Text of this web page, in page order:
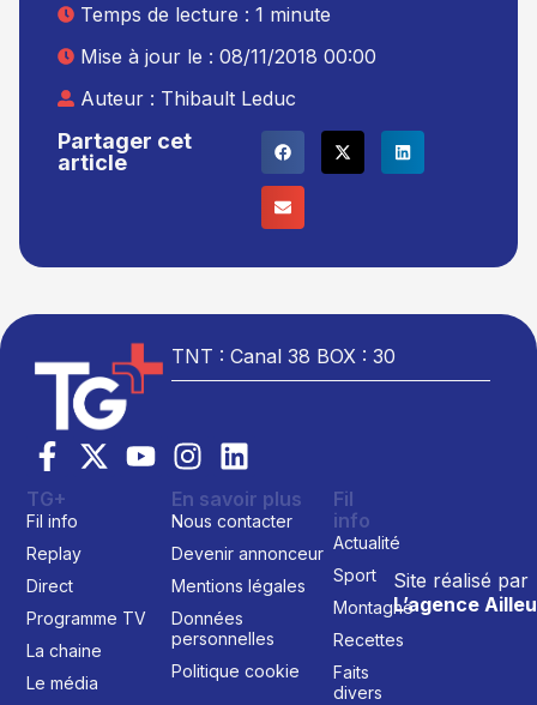
Partager cet
article
Temps de lecture : 1 minute
Mise à jour le : 08/11/2018 00:00
Auteur : Thibault Leduc
TNT : Canal 38 BOX : 30
Site réalisé par
L’agence
TG+
Fil info
Replay
Direct
Programme TV
La chaine
Le média
En savoir plus
Nous contacter
Devenir annonceur
Mentions légales
Données
personnelles
Politique cookie
Fil
info
Actualité
Sport
Montagne
Recettes
Faits
divers